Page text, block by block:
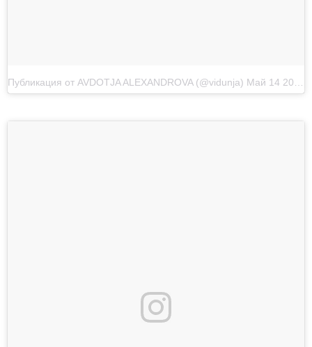
Публикация от AVDOTJA ALEXANDROVA (@vidunja) Май 14 2017 в 5:57 PDT